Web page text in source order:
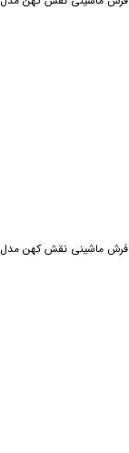
فرش ماشینی نقش کهن مدل 3380